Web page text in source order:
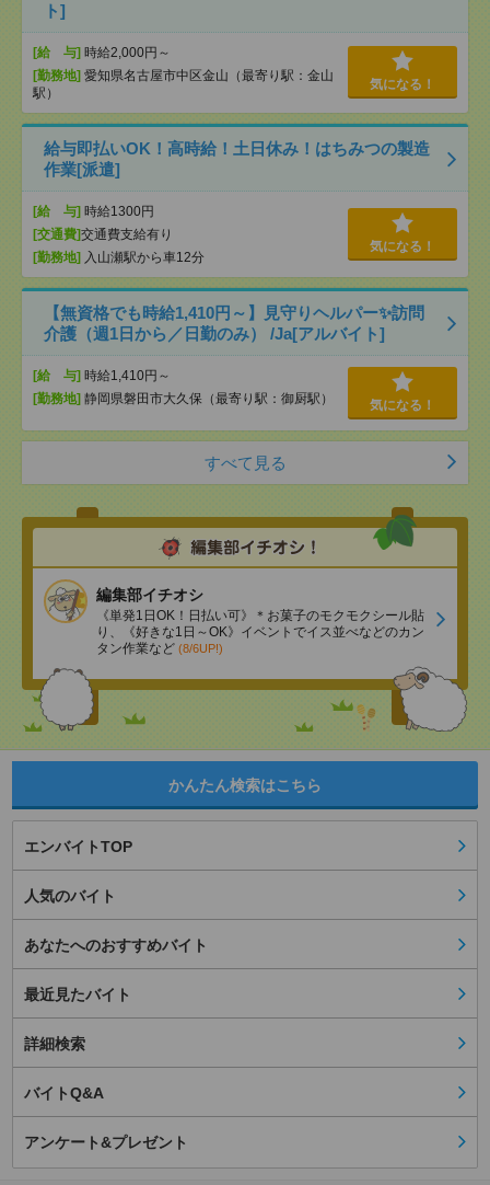
ト]
[給 与] 時給2,000円～
[勤務地] 愛知県名古屋市中区金山（最寄り駅：金山
駅）
気になる！
給与即払いOK！高時給！土日休み！はちみつの製造
作業[派遣]
[給 与] 時給1300円
[交通費]交通費支給有り
[勤務地] 入山瀬駅から車12分
気になる！
【無資格でも時給1,410円～】見守りヘルパー✨訪問
介護（週1日から／日勤のみ） /Ja[アルバイト]
[給 与] 時給1,410円～
[勤務地] 静岡県磐田市大久保（最寄り駅：御厨駅） 気になる！
すべて見る
編集部イチオシ
《単発1日OK！日払い可》＊お菓子のモクモクシール貼
り、《好きな1日～OK》イベントでイス並べなどのカン
タン作業など (8/6UP!)
かんたん検索はこちら
エンバイトTOP
人気のバイト
あなたへのおすすめバイト
最近見たバイト
詳細検索
バイトQ&A
アンケート&プレゼント